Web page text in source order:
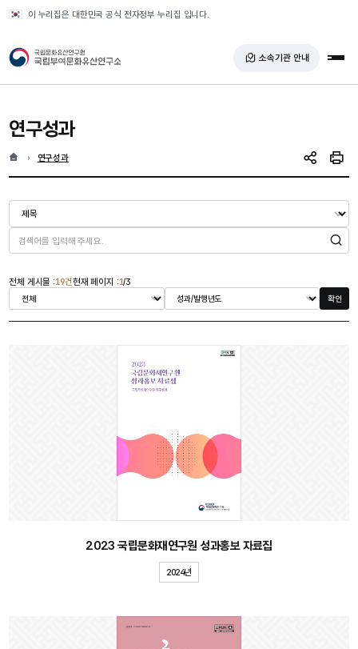
이 누리집은 대한민국 공식 전자정부 누리집 입니다.
국가유산청 국립부여문화유산연구소 소속기관 안내 전
연구성과
홈 현재 위치
연구성과 SNS 공유인쇄
검색
전체 게시물 :19건현재 페이지 :1/3
확인
2023 국립문화재연구원 성과홍보 자료집
2024년